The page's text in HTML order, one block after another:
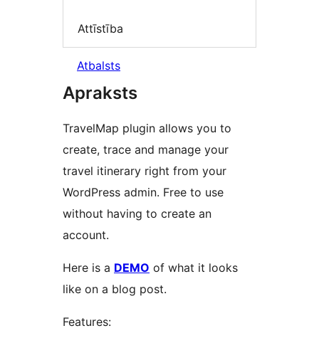
Attīstība
Atbalsts
Apraksts
TravelMap plugin allows you to
create, trace and manage your
travel itinerary right from your
WordPress admin. Free to use
without having to create an
account.
Here is a DEMO of what it looks
like on a blog post.
Features: